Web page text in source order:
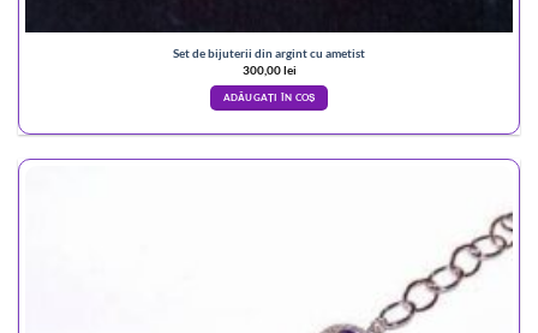
Set de bijuterii din argint cu ametist
300,00lei
ADĂUGAȚI ÎN COȘ